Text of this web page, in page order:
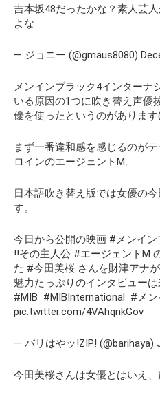
吉本坂48だったかな？素人芸
よな
— ジョニー (@gmaus8080)
メンインブラック4インターナ
いる原因の1つに吹き替え声優
優を使ったというのがあります
まず一番違和感を感じるのが
ロインのエージェントM。
日本語吹き替え版では女優の
す。
今日から公開の映画 #メンイ
‼️その主人公 #エージェントM
た #今田美桜 さんを財津アナ
魅力たっぷりのインタビュー
#MIB⁠ ⁠ #MIBInternational⁠ ⁠ #メ
pic.twitter.com/4VAhqnkGov
— バリはやッ!ZIP! (@barihaya)
今田美桜さんは女優とはいえ、